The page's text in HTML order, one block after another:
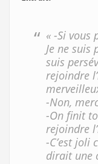
« -Si vous
Je ne suis
suis
rejoindre
-Non,
-On finit
rejoindre
-C’est joli
dirait une